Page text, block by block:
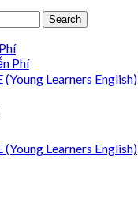
Phí
(Young Learners English)
(Young Learners English)